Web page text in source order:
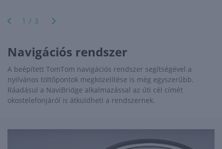
1/3
Navigációs rendszer
A beépített TomTom navigációs rendszer segítségével a
nyilvános töltőpontok megközelítése is még egyszerűbb.
Ráadásul a NaviBridge alkalmazással az úti cél címét
okostelefonjáról is átküldheti a rendszernek.